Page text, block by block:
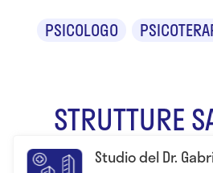
PSICOLOGO
STRUTTURE
Studio del Dr.